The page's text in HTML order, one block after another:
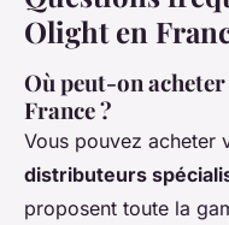
Olight en
Où peut-on
France ?
Vous pouvez acheter
distributeurs
proposent toute la